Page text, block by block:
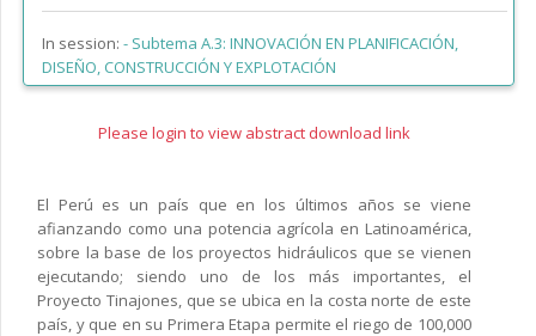
In session: - Subtema A.3: INNOVACIÓN EN PLANIFICACIÓN,
DISEÑO, CONSTRUCCIÓN Y EXPLOTACIÓN
Please login to view abstract download link
El Perú es un país que en los últimos años se viene
afianzando como una potencia agrícola en Latinoamérica,
sobre la base de los proyectos hidráulicos que se vienen
ejecutando; siendo uno de los más importantes, el
Proyecto Tinajones, que se ubica en la costa norte de este
país, y que en su Primera Etapa permite el riego de 100,000